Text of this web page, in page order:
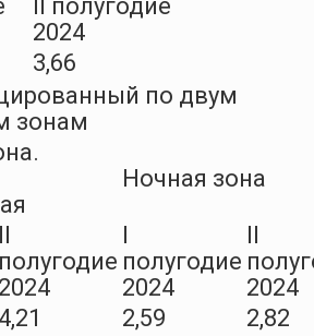
II полугодие
2024
3,66
по двум
зонам
Ночная зона
полугодие
2024
полугодие
2024
2024
4,21 2,59
2,82